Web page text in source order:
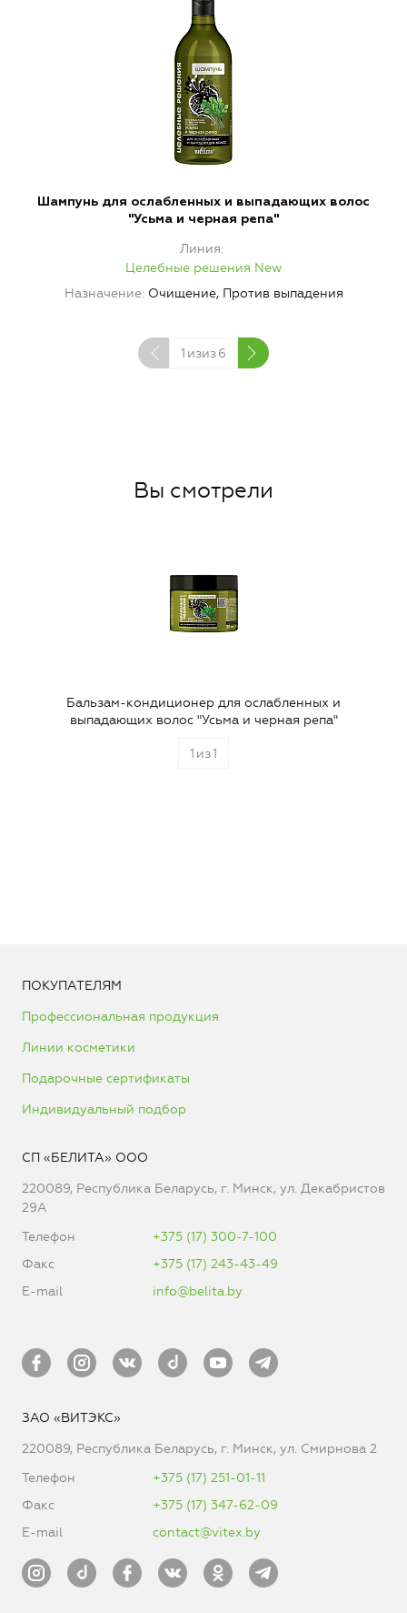
Шампунь для ослабленных и выпадающих волос
"Усьма и черная репа"
Линия
Целебные решения New
Назначение Очищение, Против выпадения
1 изиз6
Вы смотрели
Бальзам-кондиционер для ослабленных и
выпадающих волос "Усьма и черная репа"
1 из1
ПОКУПАТЕЛЯМ
Профессиональная продукция
Линии косметики
Подарочные сертификаты
Индивидуальный подбор
СП «БЕЛИТА» ООО
220089, Республика Беларусь, г. Минск, ул. Декабристов
29А
Телефон
+375 (17) 300-7-100
Факс
+375 (17) 243-43-49
E-mail
info@belita.by
ЗАО «ВИТЭКС»
220089, Республика Беларусь, г. Минск, ул. Смирнова 2
Телефон
+375 (17) 251-01-11
Факс
+375 (17) 347-62-09
E-mail
contact@vitex.by